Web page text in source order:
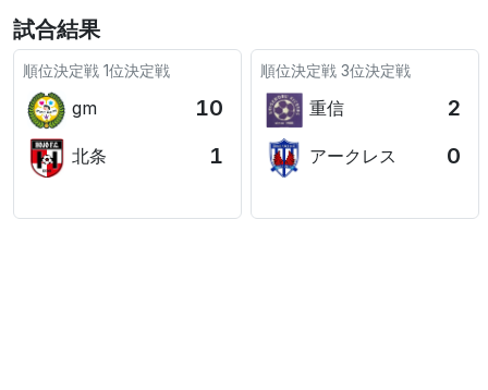
試合結果
順位決定戦 1位決定戦
gm 10
北条 1
順位決定戦 3位決定戦
重信 2
アークレス 0